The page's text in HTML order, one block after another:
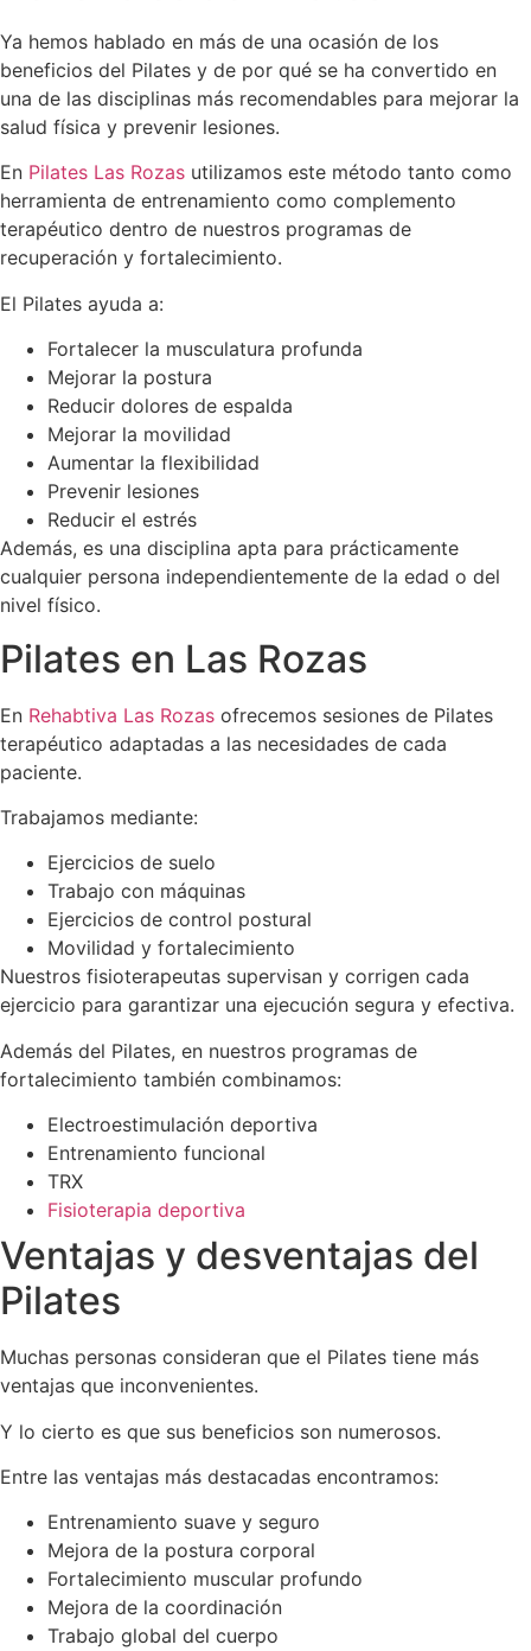
Ya hemos hablado en más de una ocasión de los
beneficios del Pilates y de por qué se ha convertido en
una de las disciplinas más recomendables para mejorar la
salud física y prevenir lesiones.
En Pilates Las Rozas utilizamos este método tanto como
herramienta de entrenamiento como complemento
terapéutico dentro de nuestros programas de
recuperación y fortalecimiento.
El Pilates ayuda a:
Fortalecer la musculatura profunda
Mejorar la postura
Reducir dolores de espalda
Mejorar la movilidad
Aumentar la flexibilidad
Prevenir lesiones
Reducir el estrés
Además, es una disciplina apta para prácticamente
cualquier persona independientemente de la edad o del
nivel físico.
Pilates en Las Rozas
En Rehabtiva Las Rozas ofrecemos sesiones de Pilates
terapéutico adaptadas a las necesidades de cada
paciente.
Trabajamos mediante:
Ejercicios de suelo
Trabajo con máquinas
Ejercicios de control postural
Movilidad y fortalecimiento
Nuestros fisioterapeutas supervisan y corrigen cada
ejercicio para garantizar una ejecución segura y efectiva.
Además del Pilates, en nuestros programas de
fortalecimiento también combinamos:
Electroestimulación deportiva
Entrenamiento funcional
TRX
Fisioterapia deportiva
Ventajas y desventajas del
Pilates
Muchas personas consideran que el Pilates tiene más
ventajas que inconvenientes.
Y lo cierto es que sus beneficios son numerosos.
Entre las ventajas más destacadas encontramos:
Entrenamiento suave y seguro
Mejora de la postura corporal
Fortalecimiento muscular profundo
Mejora de la coordinación
Trabajo global del cuerpo